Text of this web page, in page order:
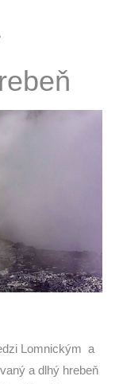
Lomnickým a
a dlhý hrebeň